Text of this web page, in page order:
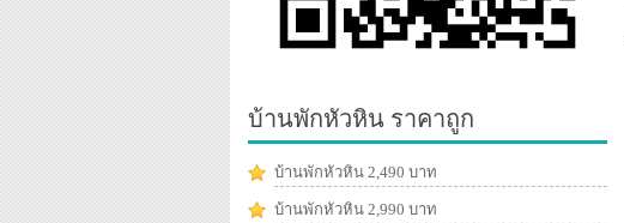
บ้านพักหัวหิน ราคาถูก
บ้านพักหัวหิน 2,490 บาท
บ้านพักหัวหิน 2,990 บาท